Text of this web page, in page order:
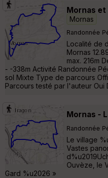
Mornas
Mornas
Randonnée
Localité de
Mornas
max. 216m
- -338m Activité Randonnée
sol Mixte Type de parcours
Parcours testé par l'auteur Oui
Mornas -
Randonnée
Le village
Vastes
Ouvèze, le
Gard %u2026 »